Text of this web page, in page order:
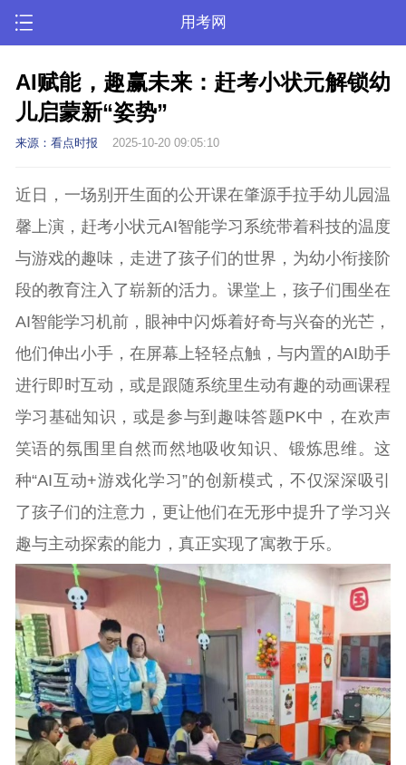
用考网
AI赋能，趣赢未来：赶考小状元解锁幼
儿启蒙新“姿势”
来源：看点时报 2025-10-20 09:05:10
近日，一场别开生面的公开课在肇源手拉手幼儿园温
馨上演，赶考小状元AI智能学习系统带着科技的温度
与游戏的趣味，走进了孩子们的世界，为幼小衔接阶
段的教育注入了崭新的活力。课堂上，孩子们围坐在
AI智能学习机前，眼神中闪烁着好奇与兴奋的光芒，
他们伸出小手，在屏幕上轻轻点触，与内置的AI助手
进行即时互动，或是跟随系统里生动有趣的动画课程
学习基础知识，或是参与到趣味答题PK中，在欢声
笑语的氛围里自然而然地吸收知识、锻炼思维。这
种“AI互动+游戏化学习”的创新模式，不仅深深吸引
了孩子们的注意力，更让他们在无形中提升了学习兴
趣与主动探索的能力，真正实现了寓教于乐。